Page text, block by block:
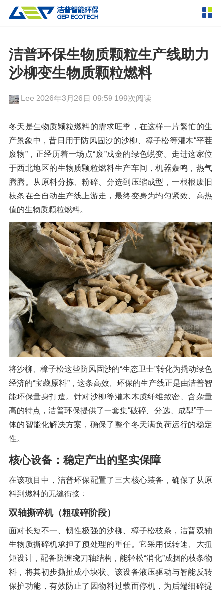
双轴撕碎机 单轴撕碎机
垃圾破袋机
粉碎设备
环锤式粉碎机 鼓式粉碎机
轮胎钢丝分离机 通用型粉碎机
破碎设备
反击式破碎机 颚式破碎机
圆锥破碎机 立轴冲击式破碎机
挤压成型设备
RDF成型机 生物质颗粒机
成套机组
橡胶破胶机组
风选机 滚筒筛
磁选机 涡电流分选机
脉冲除尘器 轮胎抽丝机
解决方案
新闻资讯
走进洁普
联系我们
洁普环保生物质颗粒生产线助力
沙柳变生物质颗粒燃料
Lee 2026年3月26日 09:59 199次阅读
冬天是生物质颗粒燃料的需求旺季，在这样一片繁忙的生
产景象中，昔日用于防风固沙的沙柳、樟子松等灌木“平茬
废物”，正经历着一场点“废”成金的绿色蜕变。走进这家位
于西北地区的生物质颗粒燃料生产车间，机器轰鸣，热气
腾腾。从原料分拣、粉碎、分选到压缩成型，一根根废旧
枝条在全自动生产线上游走，最终变身为均匀紧致、高热
值的生物质颗粒燃料。
将沙柳、樟子松这些防风固沙的“生态卫士”转化为撬动绿色
经济的“宝藏原料”，这条高效、环保的生产线正是由洁普智
能环保量身打造。针对沙柳等灌木木质纤维致密、含杂量
高的特点，洁普环保提供了一套集“破碎、分选、成型”于一
体的智能化解决方案，确保了整个冬天满负荷运行的稳定
性。
核心设备：稳定产出的坚实保障
在该项目中，洁普环保配置了三大核心装备，确保了从原
料到燃料的无缝衔接：
双轴撕碎机（粗破碎阶段）
面对长短不一、韧性极强的沙柳、樟子松枝条，洁普双轴
生物质撕碎机承担了预处理的重任。它采用低转速、大扭
矩设计，配备防缠绕刀轴结构，能轻松“消化”成捆的枝条物
料，将其初步撕扯成小块状。该设备液压驱动与智能反转
保护功能，有效防止了因物料过载而停机，为后端细碎提